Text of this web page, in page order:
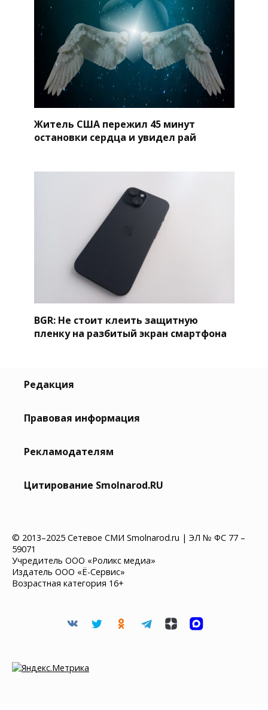
Житель США пережил 45 минут
остановки сердца и увидел рай
BGR: Не стоит клеить защитную
пленку на разбитый экран смартфона
Редакция
Правовая информация
Рекламодателям
Цитирование Smolnarod.RU
© 2013–2025 Сетевое СМИ Smolnarod.ru | ЭЛ № ФС 77 –
59071
Учредитель ООО «Роликс медиа»
Издатель ООО «Ё-Сервис»
Возрастная категория 16+